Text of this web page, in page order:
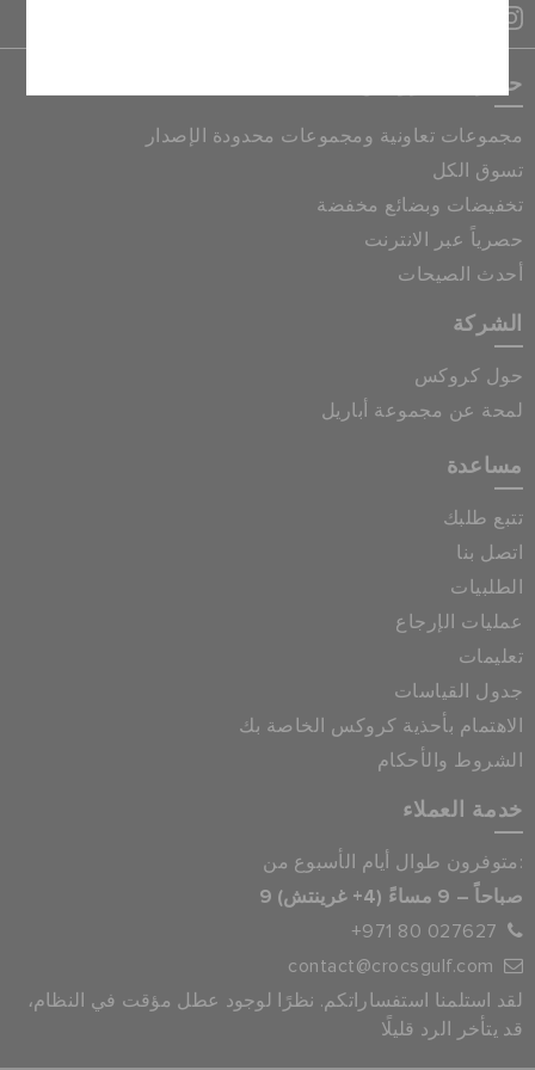
حصريات كروكس
مجموعات تعاونية ومجموعات محدودة الإصدار
تسوق الكل
تخفيضات وبضائع مخفضة
حصرياً عبر الانترنت
أحدث الصيحات
الشركة
حول كروكس
لمحة عن مجموعة أباريل
مساعدة
تتبع طلبك
اتصل بنا
الطلبيات
عمليات الإرجاع
تعليمات
جدول القياسات
الاهتمام بأحذية كروكس الخاصة بك
الشروط والأحكام
خدمة العملاء
متوفرون طوال أيام الأسبوع من:
9 صباحاً – 9 مساءً (4+ غرينتش)
+971 80 027627
contact@crocsgulf.com
لقد استلمنا استفساراتكم. نظرًا لوجود عطل مؤقت في النظام،
قد يتأخر الرد قليلًا